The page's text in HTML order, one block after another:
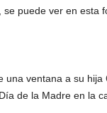
puede ver en esta
una ventana a su
de la Madre en la